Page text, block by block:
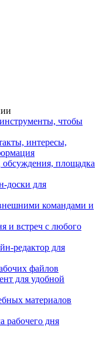
чтобы
интересы,
площадка
доски для
командами и
и встреч с любого
редактор для
файлов
для удобной
материалов
рабочего дня